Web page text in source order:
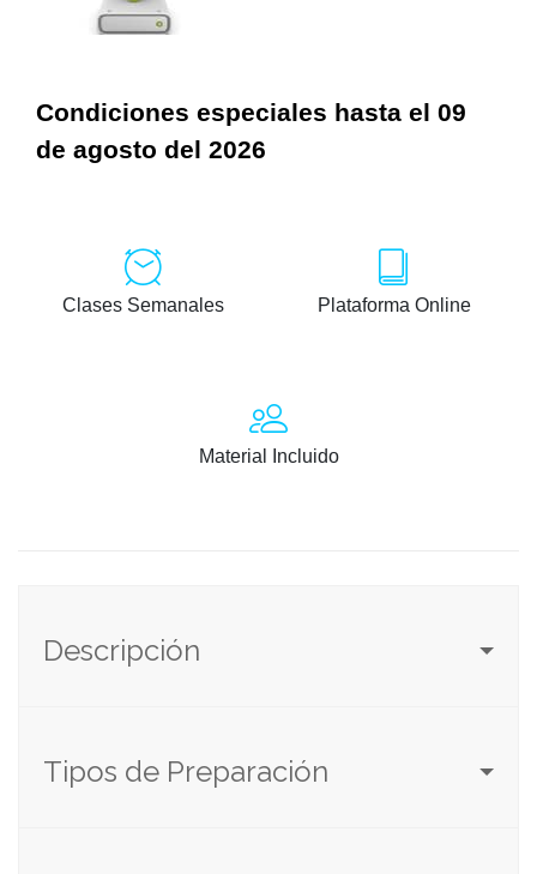
Condiciones especiales hasta el 09
de agosto del 2026
Clases Semanales Plataforma Online
Material Incluido
Descripción
Tipos de Preparación